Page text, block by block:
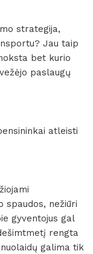
strategija,
Jau taip
bet kurio
paslaugų
atleisti
spaudos, nežiūri
gyventojus gal
rengta
galima tik